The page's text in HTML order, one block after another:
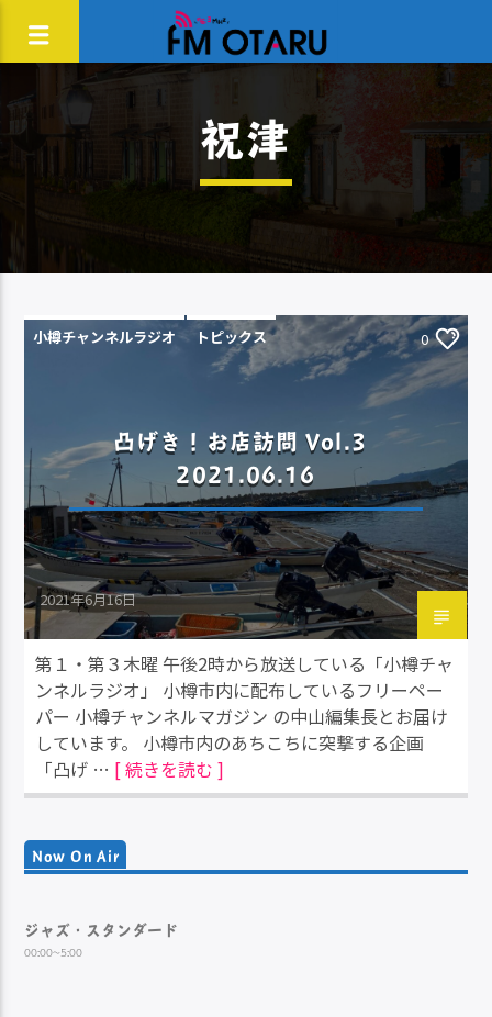
祝津
小樽チャンネルラジオ トピックス 0
凸げき！お店訪問 Vol.3
2021.06.16
2021年6月16日
第１・第３木曜 午後2時から放送している「小樽チャ
ンネルラジオ」 小樽市内に配布しているフリーペー
パー 小樽チャンネルマガジン の中山編集長とお届け
しています。 小樽市内のあちこちに突撃する企画
「凸げ … [ 続きを読む ]
Now On Air
ジャズ・スタンダード
00:00~5:00